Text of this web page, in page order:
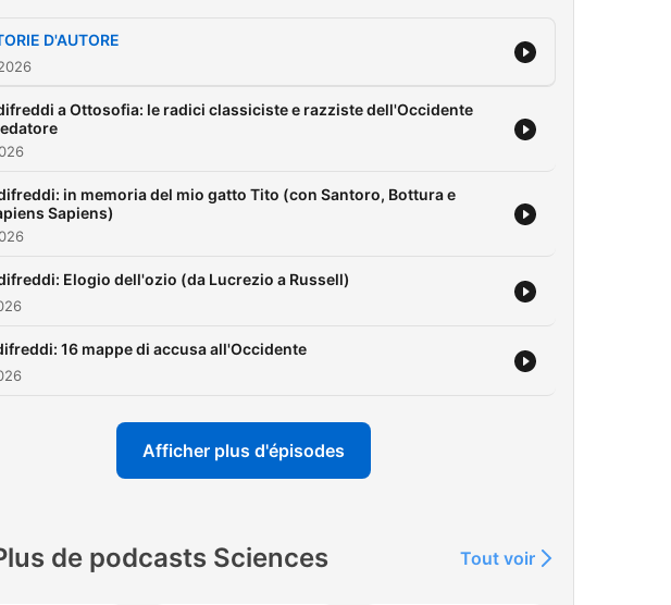
D'AUTORE
a Ottosofia: le radici classiciste e razziste dell'Occidente
in memoria del mio gatto Tito (con Santoro, Bottura e
Sapiens)
Elogio dell'ozio (da Lucrezio a Russell)
16 mappe di accusa all'Occidente
Afficher plus d'épisodes
de podcasts Sciences Tout voir